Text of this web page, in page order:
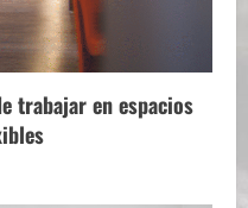
trabajar en espacios